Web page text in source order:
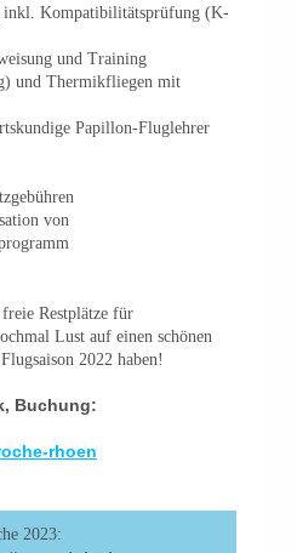
inkl. Kompatibilitätsprüfung (K-
und Training
und Thermikfliegen mit
Papillon-Fluglehrer
von
Restplätze für
Lust auf einen schönen
2022 haben!
Buchung:
rhoen
2023: